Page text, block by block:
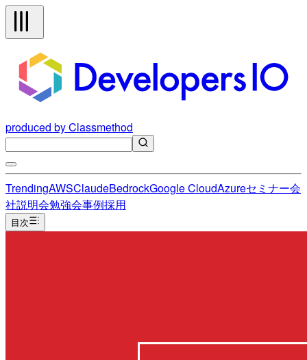
produced by Classmethod
TrendingAWSClaudeBedrockGoogle CloudAzureセミナー会
社説明会勉強会事例採用
目次